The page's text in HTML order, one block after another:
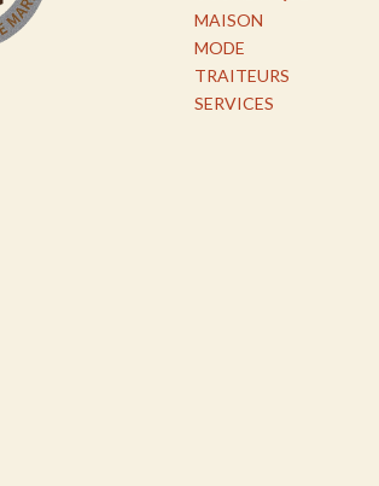
MAISON
MODE
TRAITEURS
SERVICES